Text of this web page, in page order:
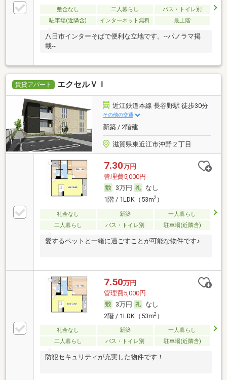
敷金なし 二人暮らし
バス・トイレ別
駐車場(近隣含)
インターネット無料 最上階
八日市インターそばで便利な立地です。--パノラマ掲
載--
賃貸アパート エクセルＶＩ
近江鉄道本線 長谷野駅 徒歩30分
その他の交通
新築 / 2階建
滋賀県東近江市沖野２丁目
7.30万円
管理費5,000円
3万円
なし
1階 / 1LDK（53m2）
礼金なし 新築
一人暮らし
二人暮らし
バス・トイレ別 駐車場(近隣含)
愛するペットと一緒に過ごすことが可能な物件です♪
7.50万円
管理費5,000円
3万円
なし
2階 / 1LDK（53m2）
礼金なし 新築
一人暮らし
二人暮らし
バス・トイレ別 駐車場(近隣含)
防犯セキュリティが充実した物件です！